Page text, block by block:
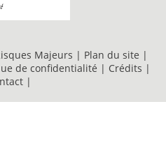
Majeurs | Plan du site |
de confidentialité | Crédits |
|